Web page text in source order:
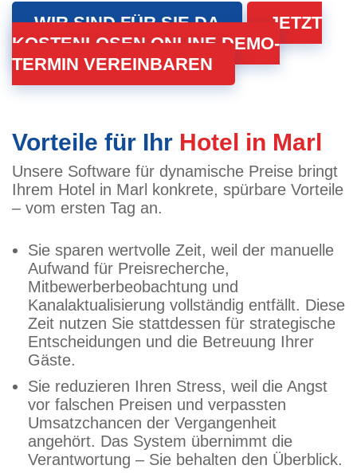
WIR SIND FÜR SIE DA
JETZT
KOSTENLOSEN ONLINE DEMO-
TERMIN VEREINBAREN
Vorteile für Ihr Hotel in Marl
Unsere Software für dynamische Preise bringt
Ihrem Hotel in Marl konkrete, spürbare Vorteile
– vom ersten Tag an.
Sie sparen wertvolle Zeit, weil der manuelle
Aufwand für Preisrecherche,
Mitbewerberbeobachtung und
Kanalaktualisierung vollständig entfällt. Diese
Zeit nutzen Sie stattdessen für strategische
Entscheidungen und die Betreuung Ihrer
Gäste.
Sie reduzieren Ihren Stress, weil die Angst
vor falschen Preisen und verpassten
Umsatzchancen der Vergangenheit
angehört. Das System übernimmt die
Verantwortung – Sie behalten den Überblick.